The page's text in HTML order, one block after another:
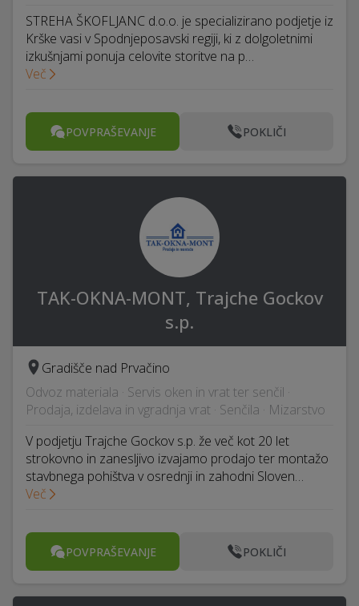
STREHA ŠKOFLJANC d.o.o. je specializirano podjetje iz
Krške vasi v Spodnjeposavski regiji, ki z dolgoletnimi
izkušnjami ponuja celovite storitve na p…
Več
POVPRAŠEVANJE POKLIČI
TAK-OKNA-MONT, Trajche Gockov
s.p.
Gradišče nad Prvačino
Odvoz materiala · Servis oken in vrat ter senčil ·
Prodaja, izdelava in vgradnja vrat · Senčila · Mizarstvo
V podjetju Trajche Gockov s.p. že več kot 20 let
strokovno in zanesljivo izvajamo prodajo ter montažo
stavbnega pohištva v osrednji in zahodni Sloven…
Več
POVPRAŠEVANJE POKLIČI